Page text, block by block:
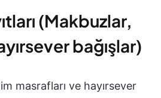
(Makbuzlar,
bağışlar)
masrafları ve hayırsever